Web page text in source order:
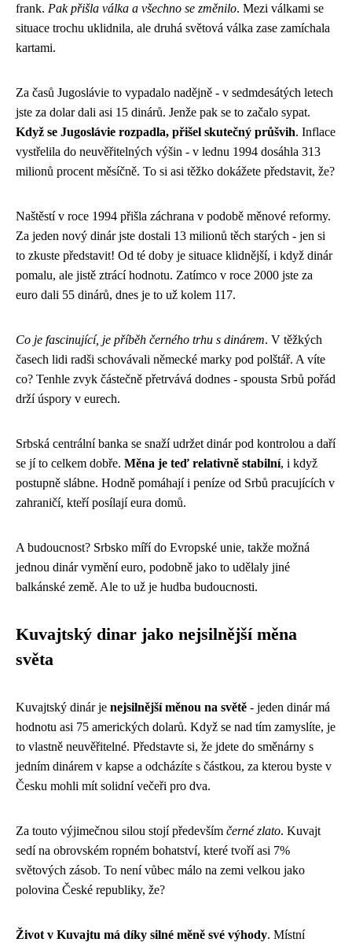
frank. Pak přišla válka a všechno se změnilo. Mezi válkami se
situace trochu uklidnila, ale druhá světová válka zase zamíchala
kartami.
Za časů Jugoslávie to vypadalo nadějně - v sedmdesátých letech
jste za dolar dali asi 15 dinárů. Jenže pak se to začalo sypat.
Když se Jugoslávie rozpadla, přišel skutečný průšvih. Inflace
vystřelila do neuvěřitelných výšin - v lednu 1994 dosáhla 313
milionů procent měsíčně. To si asi těžko dokážete představit, že?
Naštěstí v roce 1994 přišla záchrana v podobě měnové reformy.
Za jeden nový dinár jste dostali 13 milionů těch starých - jen si
to zkuste představit! Od té doby je situace klidnější, i když dinár
pomalu, ale jistě ztrácí hodnotu. Zatímco v roce 2000 jste za
euro dali 55 dinárů, dnes je to už kolem 117.
Co je fascinující, je příběh černého trhu s dinárem. V těžkých
časech lidi radši schovávali německé marky pod polštář. A víte
co? Tenhle zvyk částečně přetrvává dodnes - spousta Srbů pořád
drží úspory v eurech.
Srbská centrální banka se snaží udržet dinár pod kontrolou a daří
se jí to celkem dobře. Měna je teď relativně stabilní, i když
postupně slábne. Hodně pomáhají i peníze od Srbů pracujících v
zahraničí, kteří posílají eura domů.
A budoucnost? Srbsko míří do Evropské unie, takže možná
jednou dinár vymění euro, podobně jako to udělaly jiné
balkánské země. Ale to už je hudba budoucnosti.
Kuvajtský dinar jako nejsilnější měna
světa
Kuvajtský dinár je nejsilnější měnou na světě - jeden dinár má
hodnotu asi 75 amerických dolarů. Když se nad tím zamyslíte, je
to vlastně neuvěřitelné. Představte si, že jdete do směnárny s
jedním dinárem v kapse a odcházíte s částkou, za kterou byste v
Česku mohli mít solidní večeři pro dva.
Za touto výjimečnou silou stojí především černé zlato. Kuvajt
sedí na obrovském ropném bohatství, které tvoří asi 7%
světových zásob. To není vůbec málo na zemi velkou jako
polovina České republiky, že?
Život v Kuvajtu má díky silné měně své výhody. Místní